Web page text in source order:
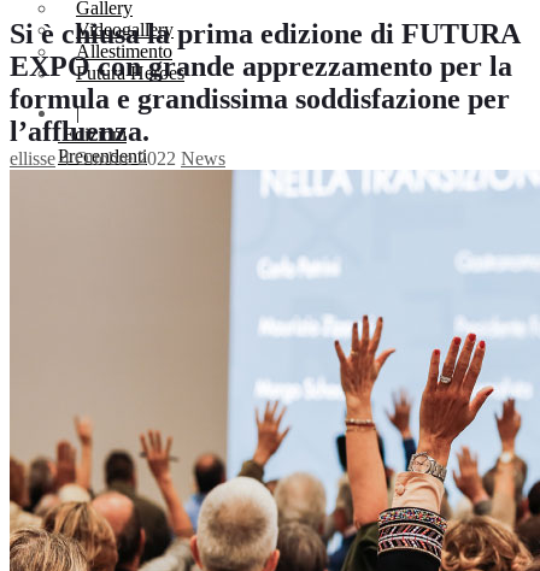
Gallery
Videogallery
Allestimento
Futura Heroes
|
Edizioni
Precendenti
Videogallery
Expo 2022
Si è chiusa la prima edizione di FUTURA
EXPO con grande apprezzamento per la
formula e grandissima soddisfazione per
l’affluenza.
ellisse 4 Ottobre 2022 News